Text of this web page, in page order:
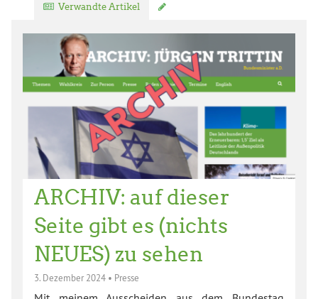
Verwandte Artikel
ARCHIV: auf dieser
Seite gibt es (nichts
NEUES) zu sehen
3. Dezember 2024 • Presse